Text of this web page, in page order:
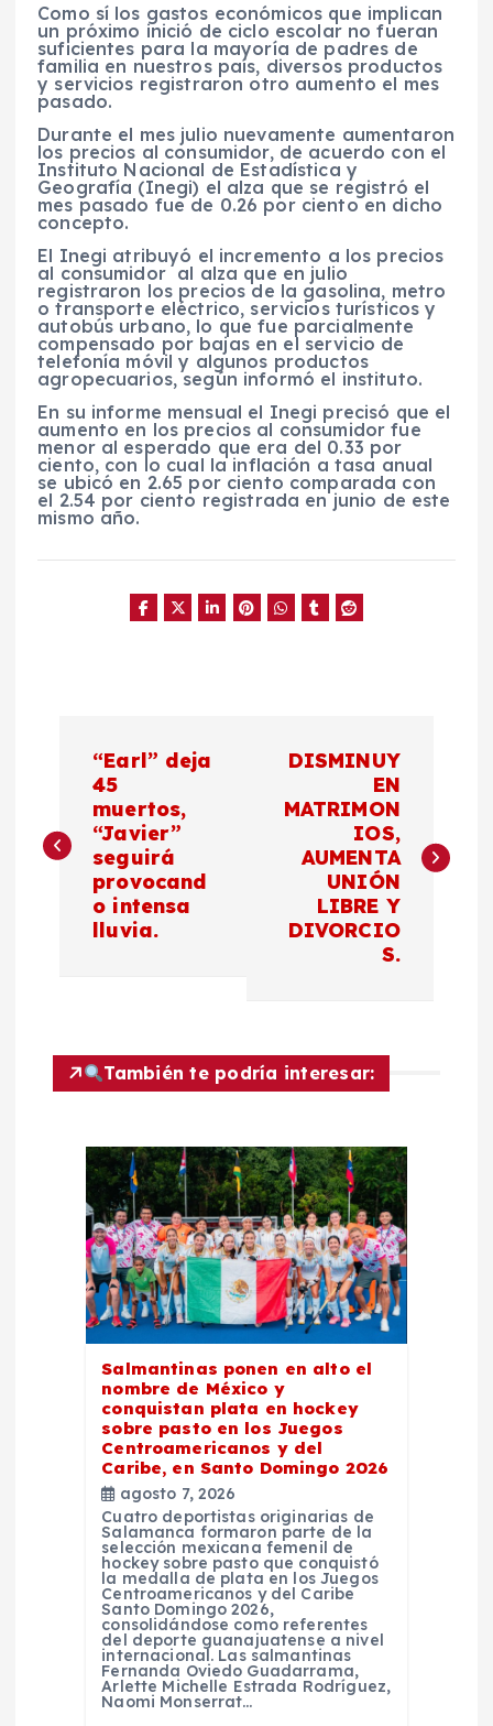
Como sí los gastos económicos que implican
un próximo inició de ciclo escolar no fueran
suficientes para la mayoría de padres de
familia en nuestros país, diversos productos
y servicios registraron otro aumento el mes
pasado.
Durante el mes julio nuevamente aumentaron
los precios al consumidor, de acuerdo con el
Instituto Nacional de Estadística y
Geografía (Inegi) el alza que se registró el
mes pasado fue de 0.26 por ciento en dicho
concepto.
El Inegi atribuyó el incremento a los precios
al consumidor al alza que en julio
registraron los precios de la gasolina, metro
o transporte eléctrico, servicios turísticos y
autobús urbano, lo que fue parcialmente
compensado por bajas en el servicio de
telefonía móvil y algunos productos
agropecuarios, según informó el instituto.
En su informe mensual el Inegi precisó que el
aumento en los precios al consumidor fue
menor al esperado que era del 0.33 por
ciento, con lo cual la inflación a tasa anual
se ubicó en 2.65 por ciento comparada con
el 2.54 por ciento registrada en junio de este
mismo año.
v
c
“Earl” deja
45
muertos,
“Javier”
seguirá
provocand
o intensa
lluvia.
DISMINUY
EN
MATRIMON
IOS,
AUMENTA
UNIÓN
LIBRE Y
DIVORCIO
S.
También te podría interesar:
Salmantinas ponen en alto el
nombre de México y
conquistan plata en hockey
sobre pasto en los Juegos
Centroamericanos y del
Caribe, en Santo Domingo 2026
agosto 7, 2026
Cuatro deportistas originarias de
Salamanca formaron parte de la
selección mexicana femenil de
hockey sobre pasto que conquistó
la medalla de plata en los Juegos
Centroamericanos y del Caribe
Santo Domingo 2026,
consolidándose como referentes
del deporte guanajuatense a nivel
internacional. Las salmantinas
Fernanda Oviedo Guadarrama,
Arlette Michelle Estrada Rodríguez,
Naomi Monserrat…